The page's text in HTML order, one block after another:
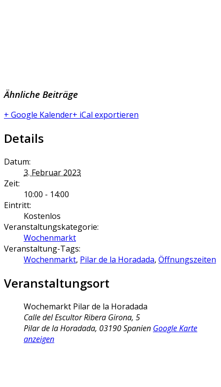
Ähnliche Beiträge
+ Google Kalender+ iCal exportieren
Details
Datum:
3. Februar 2023
Zeit:
10:00 - 14:00
Eintritt:
Kostenlos
Veranstaltungskategorie:
Wochenmarkt
Veranstaltung-Tags:
Wochenmarkt, Pilar de la Horadada, Öffnungszeiten
Veranstaltungsort
Wochemarkt Pilar de la Horadada
Calle del Escultor Ribera Girona, 5
Pilar de la Horadada, 03190Spanien Google Karte
anzeigen